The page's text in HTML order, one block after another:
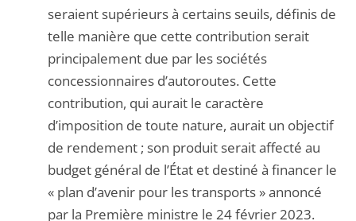
seraient supérieurs à certains seuils, définis de
telle manière que cette contribution serait
principalement due par les sociétés
concessionnaires d’autoroutes. Cette
contribution, qui aurait le caractère
d’imposition de toute nature, aurait un objectif
de rendement ; son produit serait affecté au
budget général de l’État et destiné à financer le
« plan d’avenir pour les transports » annoncé
par la Première ministre le 24 février 2023.